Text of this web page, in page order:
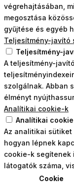
végrehajtásában,
megosztása
gyűjtése és egyéb
Teljesítmény-javító
Teljesítmény-
A teljesítmény-
szolgálnak. Abban
élményt
Analítikai cookie-k
Analítikai
Az analitikai sütiket
hogyan lépnek
cookie-k segítenek
látogatók száma,
Cookie